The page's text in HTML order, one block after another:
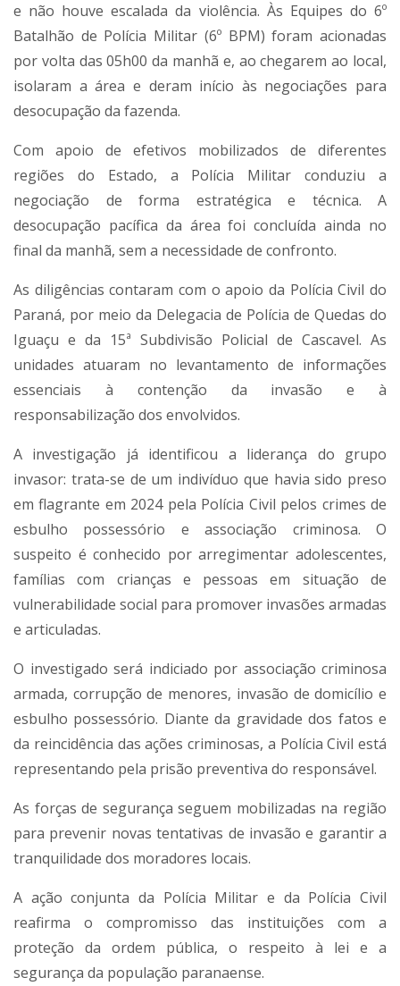
e não houve escalada da violência. Às Equipes do 6º
Batalhão de Polícia Militar (6º BPM) foram acionadas
por volta das 05h00 da manhã e, ao chegarem ao local,
isolaram a área e deram início às negociações para
desocupação da fazenda.
Com apoio de efetivos mobilizados de diferentes
regiões do Estado, a Polícia Militar conduziu a
negociação de forma estratégica e técnica. A
desocupação pacífica da área foi concluída ainda no
final da manhã, sem a necessidade de confronto.
As diligências contaram com o apoio da Polícia Civil do
Paraná, por meio da Delegacia de Polícia de Quedas do
Iguaçu e da 15ª Subdivisão Policial de Cascavel. As
unidades atuaram no levantamento de informações
essenciais à contenção da invasão e à
responsabilização dos envolvidos.
A investigação já identificou a liderança do grupo
invasor: trata-se de um indivíduo que havia sido preso
em flagrante em 2024 pela Polícia Civil pelos crimes de
esbulho possessório e associação criminosa. O
suspeito é conhecido por arregimentar adolescentes,
famílias com crianças e pessoas em situação de
vulnerabilidade social para promover invasões armadas
e articuladas.
O investigado será indiciado por associação criminosa
armada, corrupção de menores, invasão de domicílio e
esbulho possessório. Diante da gravidade dos fatos e
da reincidência das ações criminosas, a Polícia Civil está
representando pela prisão preventiva do responsável.
As forças de segurança seguem mobilizadas na região
para prevenir novas tentativas de invasão e garantir a
tranquilidade dos moradores locais.
A ação conjunta da Polícia Militar e da Polícia Civil
reafirma o compromisso das instituições com a
proteção da ordem pública, o respeito à lei e a
segurança da população paranaense.